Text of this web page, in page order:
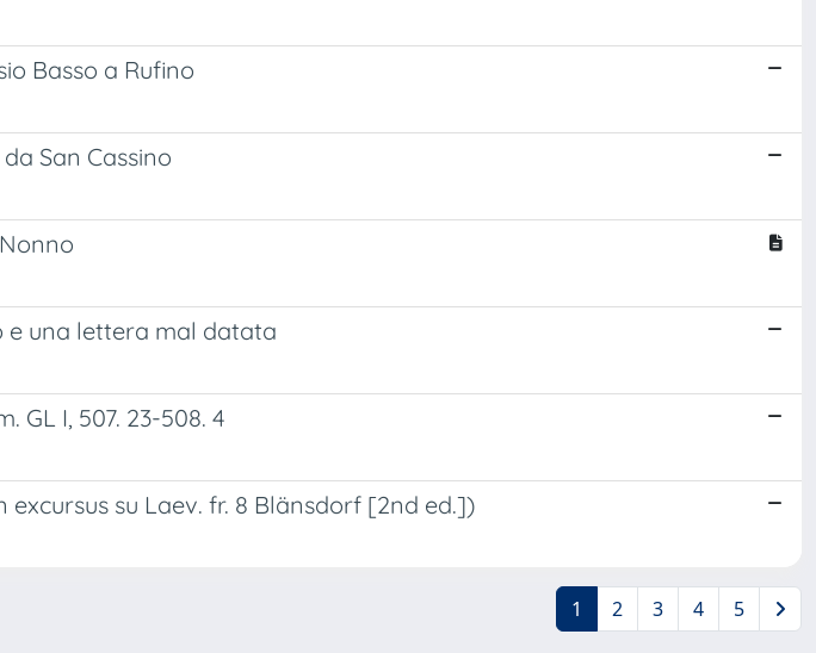
Basso a Rufino
San Cassino
e una lettera mal datata
GL I, 507. 23-508. 4
su Laev. fr. 8 Blänsdorf [2nd ed.])
1 2 3 4 5